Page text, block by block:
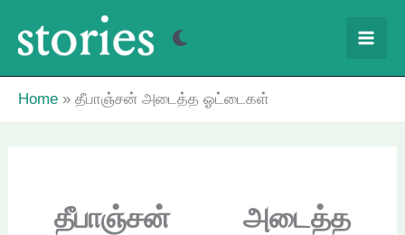
Home
தீபாஞ்சன் அடைத்த ஓட்டைகள்
தீபாஞ்சன் அடைத்த